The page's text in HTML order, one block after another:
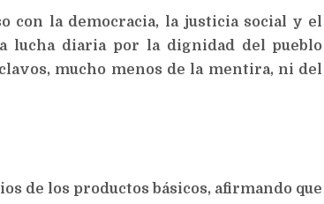
con la democracia, la justicia social y el
lucha diaria por la dignidad del pueblo
mucho menos de la mentira, ni del
de los productos básicos, afirmando que